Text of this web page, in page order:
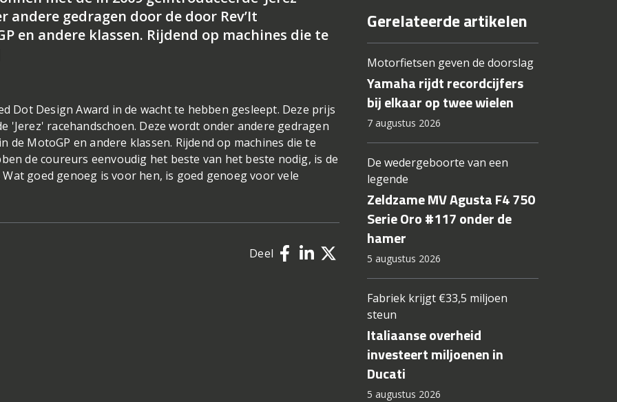
andere gedragen door de door Rev’It
en andere klassen. Rijdend op machines die te
Dot Design Award in de wacht te hebben gesleept. Deze prijs
'Jerez' racehandschoen. Deze wordt onder andere gedragen
MotoGP en andere klassen. Rijdend op machines die te
de coureurs eenvoudig het beste van het beste nodig, is de
goed genoeg is voor hen, is goed genoeg voor vele
Deel
Gerelateerde artikelen
Motorfietsen geven de doorslag
Yamaha rijdt recordcijfers
bij elkaar op twee wielen
7 augustus 2026
De wedergeboorte van een
legende
Zeldzame MV Agusta F4 750
Serie Oro #117 onder de
hamer
5 augustus 2026
Fabriek krijgt €33,5 miljoen
steun
Italiaanse overheid
investeert miljoenen in
Ducati
5 augustus 2026